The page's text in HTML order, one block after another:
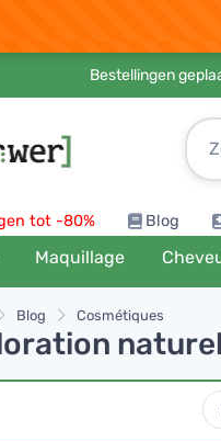
Bestellingen
tot -80% Blog
Maquillage
Blog Cosmétiques